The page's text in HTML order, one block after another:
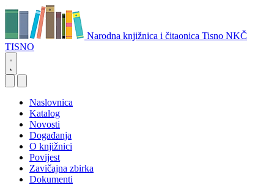
Narodna knjižnica i čitaonica Tisno NKČ
TISNO
Naslovnica
Katalog
Novosti
Događanja
O knjižnici
Povijest
Zavičajna zbirka
Dokumenti